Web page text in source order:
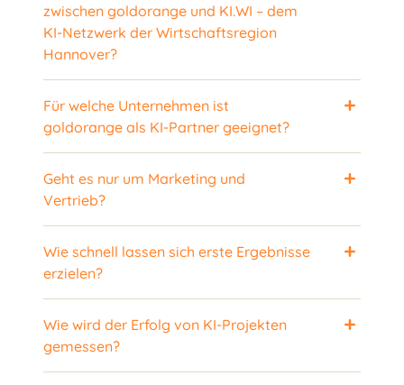
zwischen goldorange und KI.WI – dem
KI-Netzwerk der Wirtschaftsregion
Hannover?
Für welche Unternehmen ist
goldorange als KI-Partner geeignet?
Geht es nur um Marketing und
Vertrieb?
Wie schnell lassen sich erste Ergebnisse
erzielen?
Wie wird der Erfolg von KI-Projekten
gemessen?